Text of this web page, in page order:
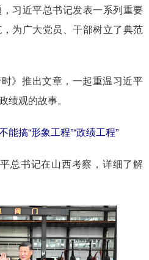
习近平总书记发表一系列重要
为广大党员、干部树立了典范
推出文章，一起重温习近平
绩观的故事。
搞“形象工程”“政绩工程”
书记在山西考察，详细了解